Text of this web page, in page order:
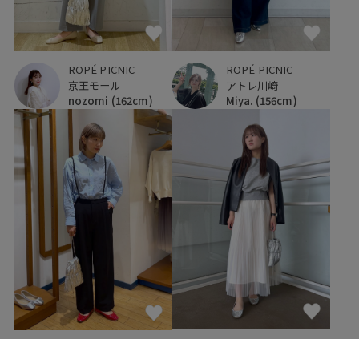
ROPÉ PICNIC
京王モール
nozomi (162cm)
ROPÉ PICNIC
アトレ川崎
Miya. (156cm)